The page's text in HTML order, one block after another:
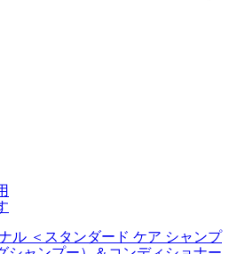
ル ＜スタンダード ケア シャンプ